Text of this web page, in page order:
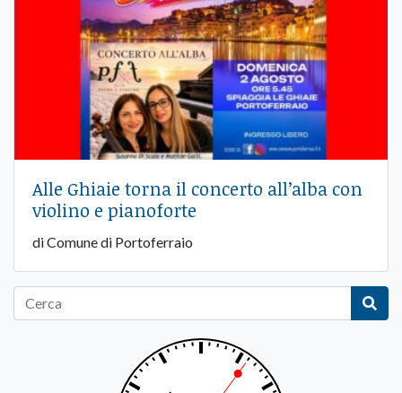
Alle Ghiaie torna il concerto all’alba con
violino e pianoforte
di Comune di Portoferraio